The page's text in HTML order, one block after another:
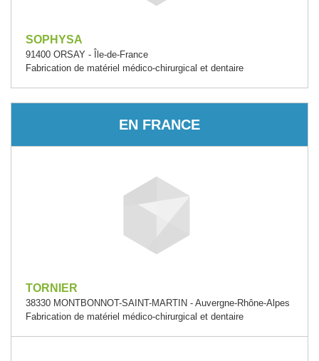
SOPHYSA
91400 ORSAY - Île-de-France
Fabrication de matériel médico-chirurgical et dentaire
EN FRANCE
TORNIER
38330 MONTBONNOT-SAINT-MARTIN - Auvergne-Rhône-Alpes
Fabrication de matériel médico-chirurgical et dentaire